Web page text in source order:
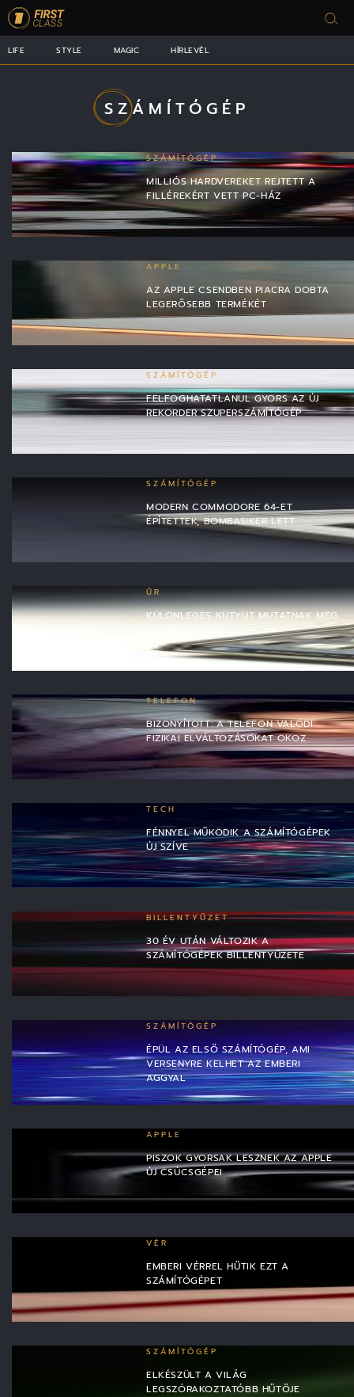
LIFE STYLE MAGIC HÍRLEVÉL
SZÁMÍTÓGÉP
SZÁMÍTÓGÉP
MILLIÓS HARDVEREKET REJTETT A
FILLÉREKÉRT VETT PC-HÁZ
APPLE
AZ APPLE CSENDBEN PIACRA DOBTA
LEGERŐSEBB TERMÉKÉT
SZÁMÍTÓGÉP
FELFOGHATATLANUL GYORS AZ ÚJ
REKORDER SZUPERSZÁMÍTÓGÉP
SZÁMÍTÓGÉP
MODERN COMMODORE 64-ET
ÉPÍTETTEK, BOMBASIKER LETT
ŰR
KÜLÖNLEGES KÜTYÜT MUTATNAK MEG
TELEFON
BIZONYÍTOTT: A TELEFON VALÓDI
FIZIKAI ELVÁLTOZÁSOKAT OKOZ
TECH
FÉNNYEL MŰKÖDIK A SZÁMÍTÓGÉPEK
ÚJ SZÍVE
BILLENTYŰZET
30 ÉV UTÁN VÁLTOZIK A
SZÁMÍTÓGÉPEK BILLENTYŰZETE
SZÁMÍTÓGÉP
ÉPÜL AZ ELSŐ SZÁMÍTÓGÉP, AMI
VERSENYRE KELHET AZ EMBERI
AGGYAL
APPLE
PISZOK GYORSAK LESZNEK AZ APPLE
ÚJ CSÚCSGÉPEI
VÉR
EMBERI VÉRREL HŰTIK EZT A
SZÁMÍTÓGÉPET
SZÁMÍTÓGÉP
ELKÉSZÜLT A VILÁG
LEGSZÓRAKOZTATÓBB HŰTŐJE